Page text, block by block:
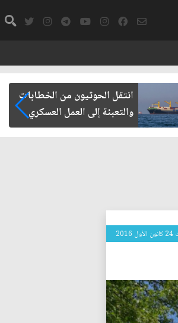
انتقل الحوثيون من الخطابات
والتعبئة إلى العمل العسكري